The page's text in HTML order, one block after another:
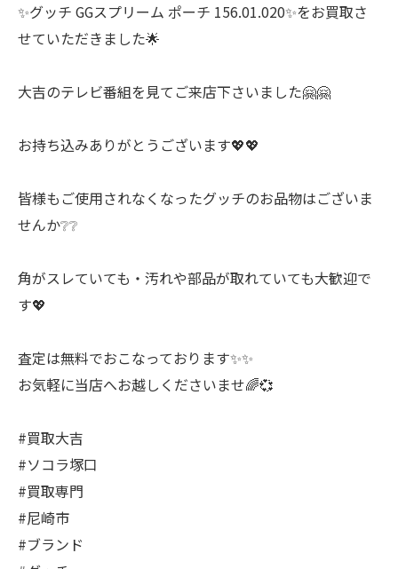
✨グッチ GGスプリーム ポーチ 156.01.020✨をお買取さ
せていただきました🌟
大吉のテレビ番組を見てご来店下さいました🤗🤗
お持ち込みありがとうございます💖💖
皆様もご使用されなくなったグッチのお品物はございま
せんか❔❔
角がスレていても・汚れや部品が取れていても大歓迎で
す💖
査定は無料でおこなっております✨✨
お気軽に当店へお越しくださいませ🌈💞
#買取大吉
#ソコラ塚口
#買取専門
#尼崎市
#ブランド